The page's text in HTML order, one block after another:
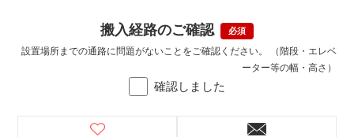
搬入経路のご確認
確認しました
設置場所までの通路に問題がないことをご確認ください。 （階段・エレベ
ーター等の幅・高さ）